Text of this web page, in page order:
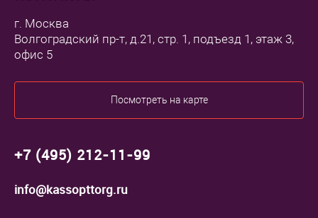
г. Москва
Волгоградский пр-т, д.21, стр. 1, подъезд 1, этаж 3,
офис 5
Посмотреть на карте
+7 (495) 212-11-99
info@kassopttorg.ru